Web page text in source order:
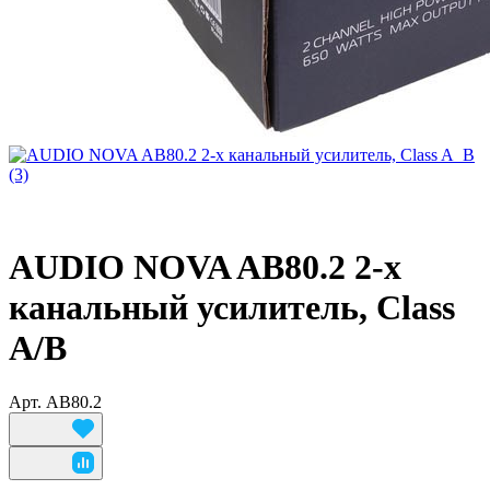
AUDIO NOVA AB80.2 2-х
канальный усилитель, Class
A/B
Арт. AB80.2